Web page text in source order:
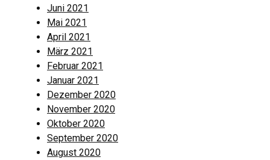
Juni 2021
Mai 2021
April 2021
März 2021
Februar 2021
Januar 2021
Dezember 2020
November 2020
Oktober 2020
September 2020
August 2020